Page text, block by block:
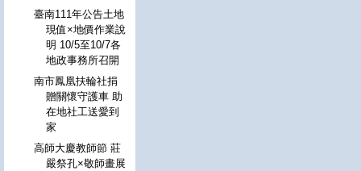
臺南111年公告土地
現值×地價作業說
明 10/5至10/7各
地政事務所召開
南市鳳凰扶輪社捐
贈關懷守護車 助
在地社工送愛到
家
高師大慶教師節 莊
嚴祭孔×敬師畫展